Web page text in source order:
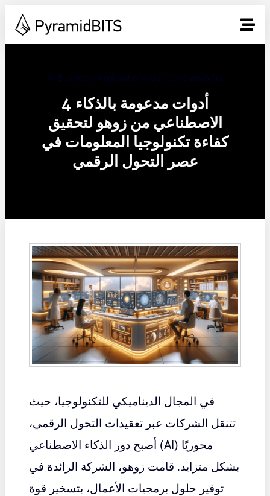
AI Business Applications Use case analysis
4 أدوات مدعومة بالذكاء
الاصطناعي من زوهو لتحقيق
كفاءة تكنولوجيا المعلومات في
عصر التحول الرقمي
في المجال الديناميكي للتكنولوجيا، حيث
تتنقل الشركات عبر تعقيدات التحول الرقمي،
أصبح دور الذكاء الاصطناعي (AI) محوريًا
بشكل متزايد. قامت زوهو، الشركة الرائدة في
توفير حلول برمجيات الأعمال، بتسخير قوة